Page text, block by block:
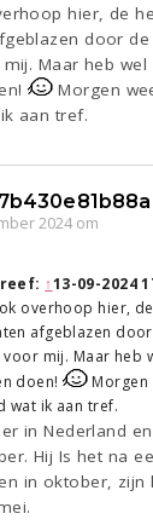
hier, de
door de
Maar heb wel
Morgen
aan tref.
2024 om
↑13-09-2024
overhoop hier,
afgeblazen
mij. Maar heb
doen!
Morgen
wat ik aan tref.
in Nederland
Hij Is het na
in oktober, zijn